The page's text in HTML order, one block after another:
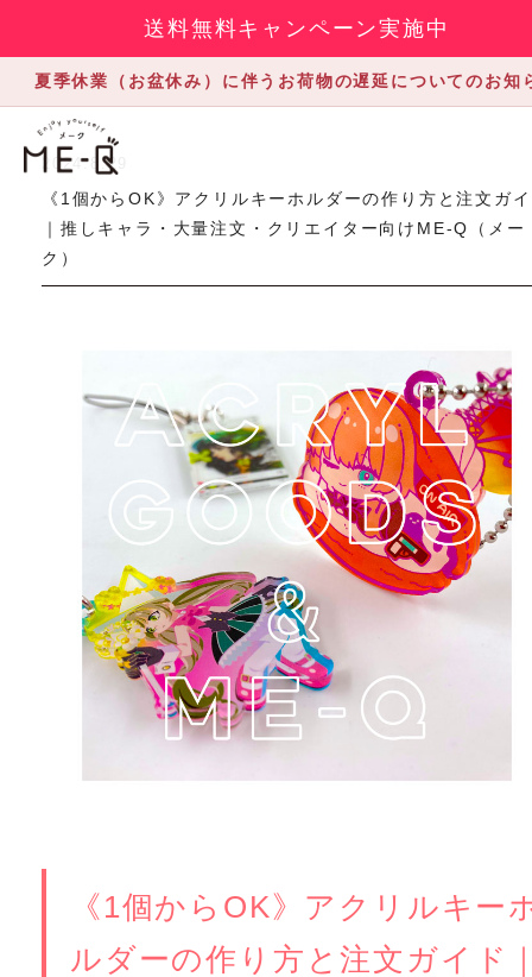
送料無料キャンペーン実施中
夏季休業（お盆休み）に伴うお荷物の遅延についてのお知
2024.8.29
《1個からOK》アクリルキーホルダーの作り方と注文ガ
｜推しキャラ・大量注文・クリエイター向けME-Q（メー
ク）
《1個からOK》アクリルキー
ルダーの作り方と注文ガイド